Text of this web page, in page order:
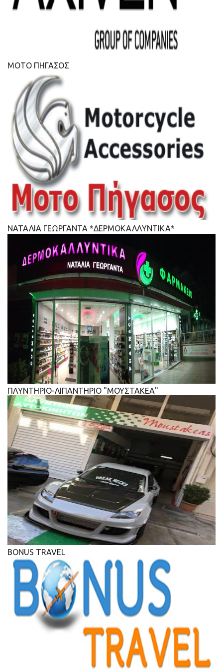
ΜΟΤΟ ΠΗΓΑΣΟΣ
ΝΑΤΑΛΙΑ ΓΕΩΡΓΑΝΤΑ *ΔΕΡΜΟΚΑΛΛΥΝΤΙΚΑ*
ΠΛΥΝΤΗΡΙΟ-ΛΙΠΑΝΤΗΡΙΟ "ΜΟΥΣΤΑΚΕΑ"
BONUS TRAVEL